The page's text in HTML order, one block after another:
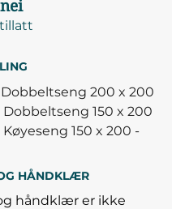
Dobbeltseng 200 x 200
Dobbeltseng 150 x 200
Køyeseng 150 x 200 -
HÅNDKLÆR
håndklær er ikke